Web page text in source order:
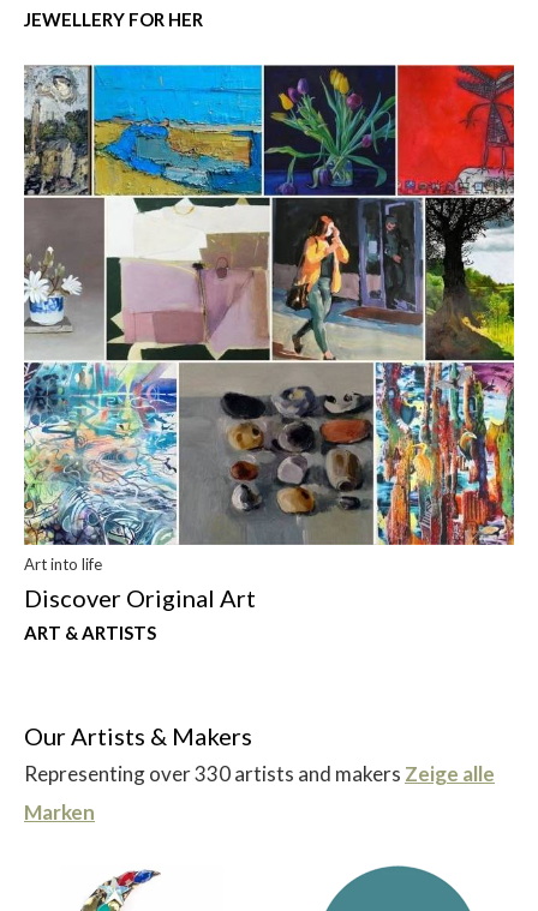
JEWELLERY FOR HER
Art into life
Discover Original Art
ART & ARTISTS
Our Artists & Makers
Representing over 330 artists and makers Zeige alle
Marken